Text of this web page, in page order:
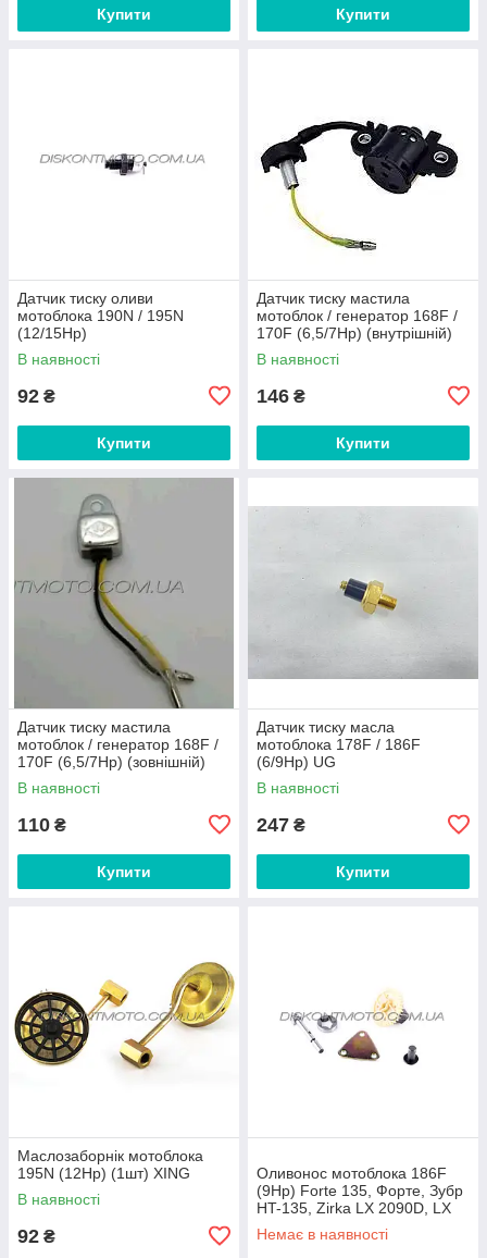
Купити Купити
Датчик тиску оливи
мотоблока 190N / 195N
(12/15Hp)
В наявності
92 ₴
Купити
Датчик тиску мастила
мотоблок / генератор 168F /
170F (6,5/7Hp) (внутрішній)
EVO
В наявності
146 ₴
Купити
Датчик тиску мастила
мотоблок / генератор 168F /
170F (6,5/7Hp) (зовнішній)
DIGGER
В наявності
110 ₴
Купити
Датчик тиску масла
мотоблока 178F / 186F
(6/9Hp) UG
В наявності
247 ₴
Купити
Маслозаборнік мотоблока
195N (12Hp) (1шт) XING
В наявності
92 ₴
Оливонос мотоблока 186F
(9Hp) Forte 135, Форте, Зубр
HT-135, Zirka LX 2090D, LX
2092D DIGGER
Немає в наявності